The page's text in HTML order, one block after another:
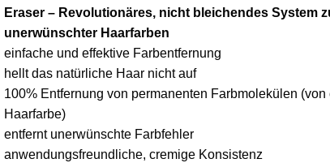
Eraser – Revolutionäres, nicht bleichendes System
unerwünschter Haarfarben
einfache und effektive Farbentfernung
hellt das natürliche Haar nicht auf
100% Entfernung von permanenten Farbmolekülen
Haarfarbe)
entfernt unerwünschte Farbfehler
anwendungsfreundliche, cremige Konsistenz